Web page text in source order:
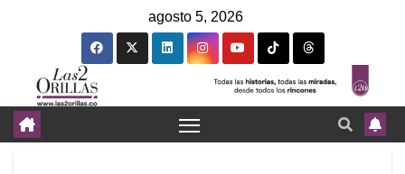
agosto 5, 2026